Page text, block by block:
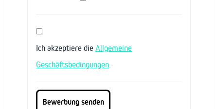
Ich akzeptiere die Allgemeine
Geschäftsbedingungen